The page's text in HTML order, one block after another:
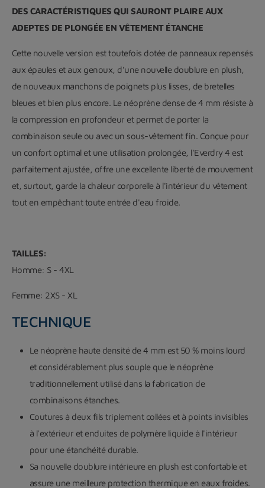
DES CARACTÉRISTIQUES QUI SAURONT PLAIRE AUX
ADEPTES DE PLONGÉE EN VÊTEMENT ÉTANCHE
Cette nouvelle version est toutefois dotée de panneaux repensés
aux épaules et aux genoux, d'une nouvelle doublure en plush,
de nouveaux manchons de poignets plus lisses, de bretelles
bleues et bien plus encore. Le néoprène dense de 4 mm résiste à
la compression en profondeur et permet de porter la
combinaison seule ou avec un sous-vêtement fin. Conçue pour
un confort optimal et une utilisation prolongée, l'Everdry 4 est
parfaitement ajustée, offre une excellente liberté de mouvement
et, surtout, garde la chaleur corporelle à l'intérieur du vêtement
tout en empêchant toute entrée d'eau froide.
TAILLES:
Homme: S - 4XL
Femme: 2XS - XL
TECHNIQUE
Le néoprène haute densité de 4 mm est 50 % moins lourd
et considérablement plus souple que le néoprène
traditionnellement utilisé dans la fabrication de
combinaisons étanches.
Coutures à deux fils triplement collées et à points invisibles
à l'extérieur et enduites de polymère liquide à l'intérieur
pour une étanchéité durable.
Sa nouvelle doublure intérieure en plush est confortable et
assure une meilleure protection thermique en eaux froides.